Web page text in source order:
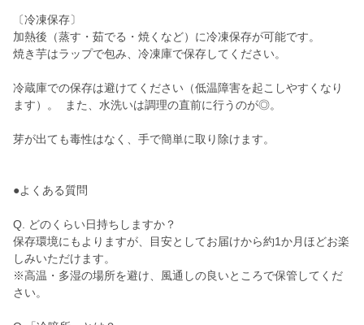
〔冷凍保存〕
加熱後（蒸す・茹でる・焼くなど）に冷凍保存が可能です。
焼き芋はラップで包み、冷凍庫で保存してください。
冷蔵庫での保存は避けてください（低温障害を起こしやすくなり
ます）。 また、水洗いは調理の直前に行うのが◎。
芽が出ても毒性はなく、手で簡単に取り除けます。
●よくある質問
Q. どのくらい日持ちしますか？
保存環境にもよりますが、目安としてお届けから約1か月ほどお楽
しみいただけます。
※高温・多湿の場所を避け、風通しの良いところで保管してくだ
さい。